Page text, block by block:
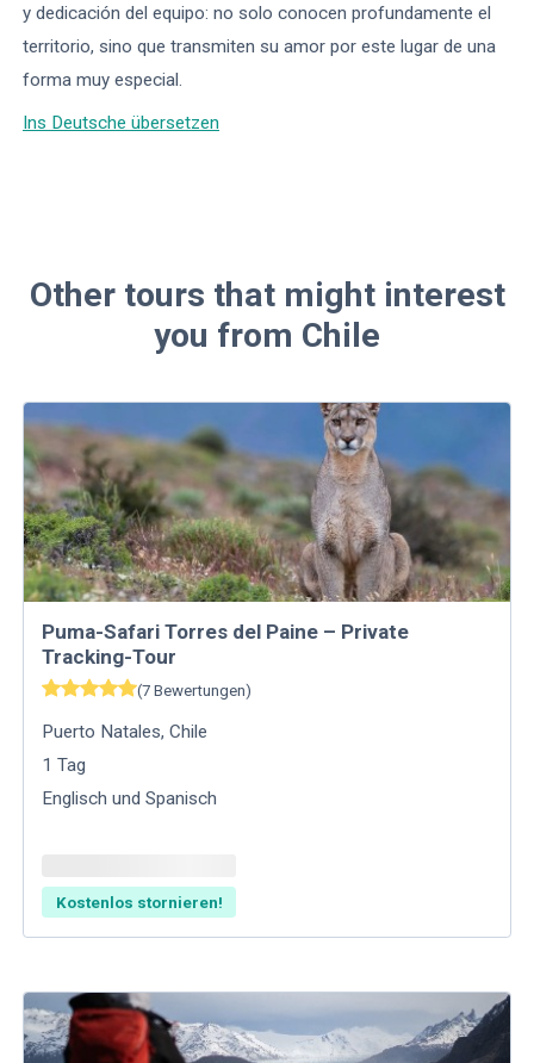
y dedicación del equipo: no solo conocen profundamente el
territorio, sino que transmiten su amor por este lugar de una
forma muy especial.
Ins Deutsche übersetzen
Other tours that might interest
you from Chile
Puma-Safari Torres del Paine – Private
Tracking-Tour
(7 Bewertungen)
Puerto Natales,Chile
1 Tag
Englisch und Spanisch
Kostenlos stornieren!